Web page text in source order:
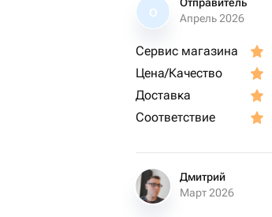
О
Апрель 2026
Сервис магазина
Цена/Качество
Доставка
Соответствие
Дмитрий
Март 2026